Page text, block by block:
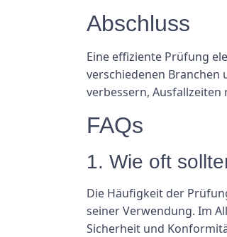
Abschluss
Eine effiziente Prüfung
verschiedenen Branchen
verbessern,
FAQs
1. Wie oft
Die Häufigkeit der
seiner Verwendung. Im
Sicherheit und